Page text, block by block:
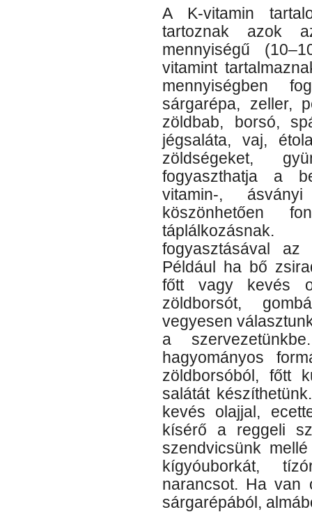
A K-vitamin
tartoznak azok
mennyiségű
vitamint
mennyiségben
sárgarépa, zeller,
zöldbab, borsó,
jégsaláta, vaj,
zöldségeket,
fogyaszthatja a
vitamin-,
köszönhetően
fogyasztásával
Például ha bő
főtt vagy kevés
zöldborsót,
vegyesen
a
hagyományos
zöldborsóból, főtt
salátát
kevés olajjal,
kísérő a reggeli
szendvicsünk
kígyóuborkát,
narancsot. Ha van
sárgarépából,